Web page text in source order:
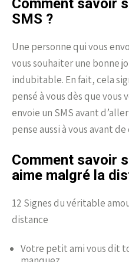
Comment savoir
SMS ?
Une personne qui vous
vous souhaiter une bonne
indubitable. En fait, cela
pensé à vous dès que vous
envoie un SMS avant
pense aussi à vous avant
Comment savoir
aime malgré la
12 Signes du véritable
distance
Votre petit ami vous dit